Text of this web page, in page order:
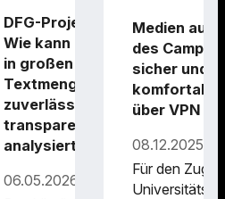
DFG-Projekt BARI:
Wie kann Medienbias
in großen
Textmengen
zuverlässig und
transparent
analysiert werden?
06.05.2026
Medien
des
sicher und
komfortabel
über VPN
08.12.2025
Für den